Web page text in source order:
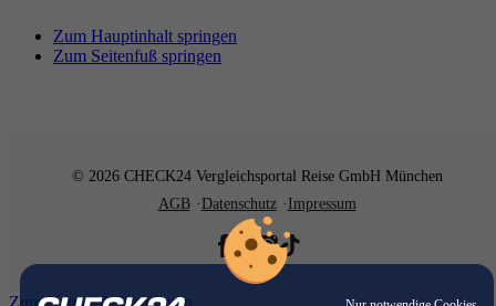
Zum Hauptinhalt springen
Zum Seitenfuß springen
© 2026 CHECK24 Vergleichsportal Reise GmbH München
AGB
Datenschutz Impressum
Zum Hauptinhalt springen